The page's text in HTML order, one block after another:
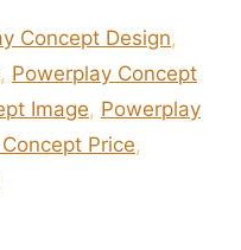
Concept Design,
, Powerplay Concept
Image, Powerplay
Price,